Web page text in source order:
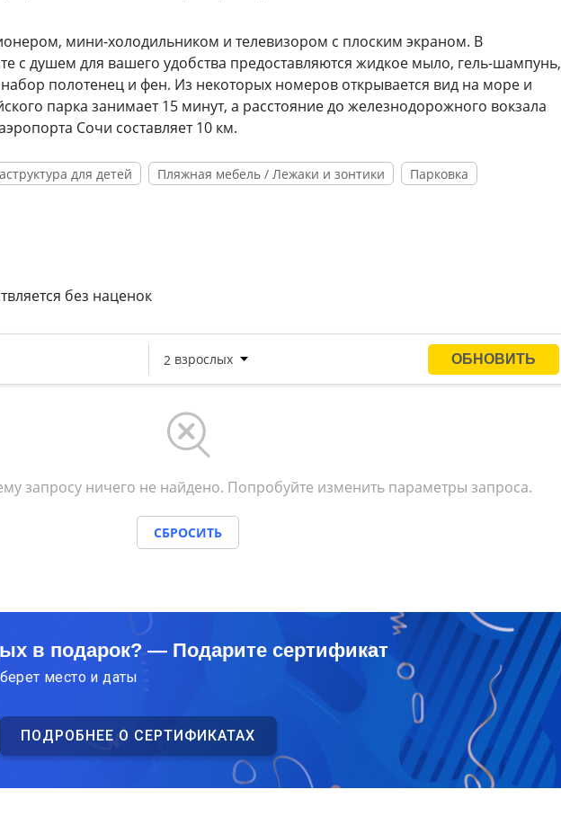
мини-холодильником и телевизором с плоским экраном. В
с душем для вашего удобства предоставляются жидкое мыло, гель-шампунь,
набор полотенец и фен. Из некоторых номеров открывается вид на море и
парка занимает 15 минут, а расстояние до железнодорожного вокзала
Сочи составляет 10 км.
для детей Пляжная мебель / Лежаки и зонтики Парковка
без наценок
запросу ничего не найдено. Попробуйте изменить параметры запроса.
СБРОСИТЬ
в подарок? — Подарите сертификат
место и даты
ПОДРОБНЕЕ О СЕРТИФИКАТАХ